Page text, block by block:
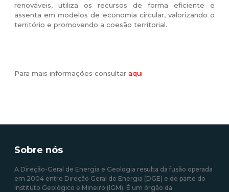
renováveis, utiliza os recursos de forma eficiente e
assenta em modelos de economia circular, valorizando o
território e promovendo a coesão territorial.
Para mais informações consultaraqui
Sobre nós
A Direção-Geral de Energia e Geologia resulta da fusão operada
em 2004 entre Direção Geral de Energia (DGE) e de parte do
Instituto Geológico e Mineiro (IGM). É um órgão da